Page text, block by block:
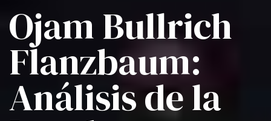
Ojam Bullrich
Flanzbaum:
Análisis de la